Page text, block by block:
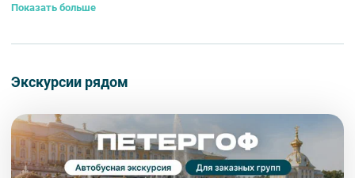
фонтанов, и решил внедрить эту идею в своей стране. Для реализации
Петра I с европейской культурой и работе талантливого архитектора, в
Территория парка оборудована туалетами и имеет несколько киосков,
где можно приобрести мороженое, закуски и напитки. Согласно
отзывам туристов, этот парк прекрасен в любое время года, однако для
наиболее эффектных фотографий лучше всего посещать его в
Показать больше
Экскурсии рядом